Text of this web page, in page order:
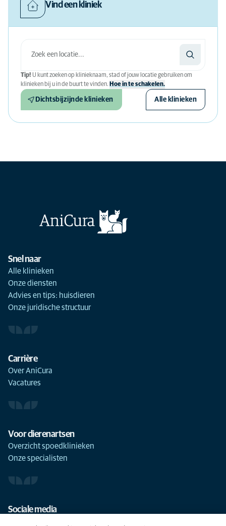
Vind een kliniek
Tip! U kunt zoeken op klinieknaam, stad of jouw locatie gebruiken om
klinieken bij u in de buurt te vinden. Hoe in te schakelen.
Dichtsbijzijnde klinieken Alle klinieken
Snel naar
Alle klinieken
Onze diensten
Advies en tips: huisdieren
Onze juridische structuur
Carrière
Over AniCura
Vacatures
Voor dierenartsen
Overzicht spoedklinieken
Onze specialisten
Sociale media